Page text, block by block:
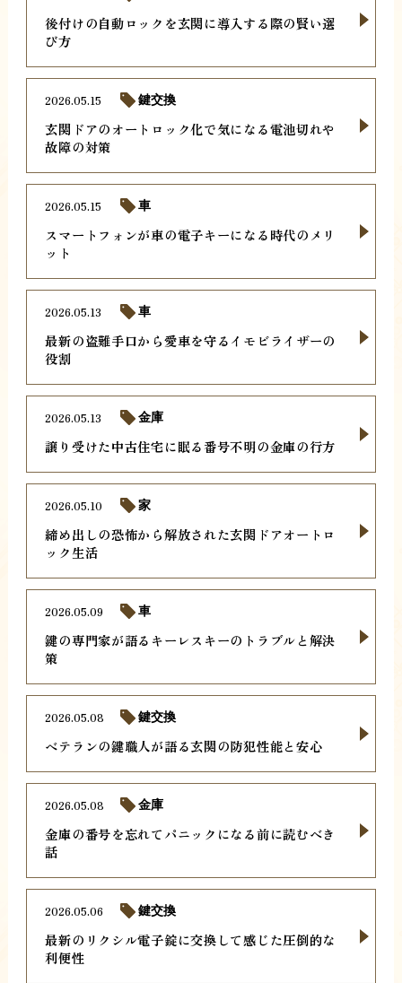
後付けの自動ロックを玄関に導入する際の賢い選
び方
玄関ドアのオートロック化で気になる電池切れや
故障の対策
2026.05.15 鍵交換
スマートフォンが車の電子キーになる時代のメリ
ット
2026.05.15 車
最新の盗難手口から愛車を守るイモビライザーの
役割
2026.05.13 車
譲り受けた中古住宅に眠る番号不明の金庫の行方
2026.05.13 金庫
締め出しの恐怖から解放された玄関ドアオートロ
ック生活
2026.05.10 家
鍵の専門家が語るキーレスキーのトラブルと解決
策
2026.05.09 車
ベテランの鍵職人が語る玄関の防犯性能と安心
2026.05.08 鍵交換
金庫の番号を忘れてパニックになる前に読むべき
話
2026.05.08 金庫
最新のリクシル電子錠に交換して感じた圧倒的な
利便性
2026.05.06 鍵交換